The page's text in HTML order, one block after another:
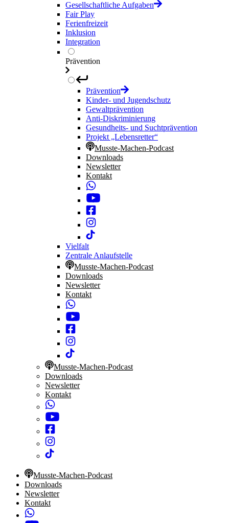
Gesellschaftliche Aufgaben
Fair Play
Ferienfreizeit
Inklusion
Integration
Prävention
Prävention
Kinder- und Jugendschutz
Gewaltprävention
Anti-Diskriminierung
Gesundheits- und Suchtprävention
Projekt „Lebensretter“
Musste-Machen-Podcast
Downloads
Newsletter
Kontakt
Vielfalt
Zentrale Anlaufstelle
Musste-Machen-Podcast
Downloads
Newsletter
Kontakt
Musste-Machen-Podcast
Downloads
Newsletter
Kontakt
Musste-Machen-Podcast
Downloads
Newsletter
Kontakt